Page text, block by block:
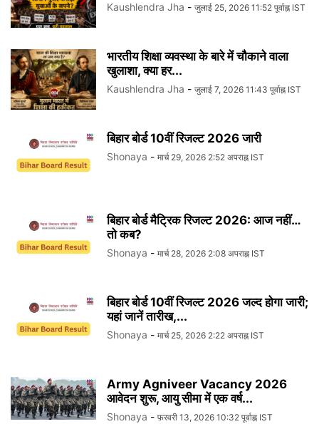
Kaushlendra Jha - जुलाई 25, 2026 11:52 पूर्वाह्न IST
भारतीय शिक्षा व्यवस्था के बारे में चौकाने वाला
खुलाशा, क्या हर...
Kaushlendra Jha - जुलाई 7, 2026 11:43 पूर्वाह्न IST
बिहार बोर्ड 10वीं रिजल्ट 2026 जारी
Shonaya - मार्च 29, 2026 2:52 अपराह्न IST
बिहार बोर्ड मैट्रिक रिजल्ट 2026: आज नहीं…
तो कब?
Shonaya - मार्च 28, 2026 2:08 अपराह्न IST
बिहार बोर्ड 10वीं रिजल्ट 2026 जल्द होगा जारी;
यहां जानें तारीख,...
Shonaya - मार्च 25, 2026 2:22 अपराह्न IST
Army Agniveer Vacancy 2026
आवेदन शुरू, आयु सीमा में एक वर्ष...
Shonaya - फ़रवरी 13, 2026 10:32 पूर्वाह्न IST